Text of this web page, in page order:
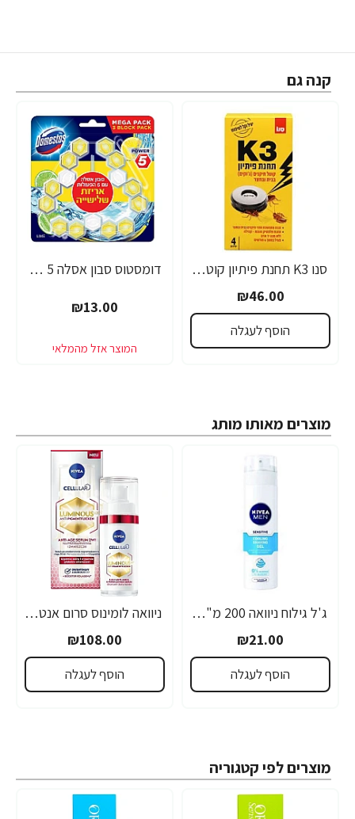
קנה גם
סנו K3 תחנת פיתיון קוטל תיקנים בבית ובחצר
₪46.00
הוסף לעגלה
דומסטוס סבון אסלה 5 פעולות בניחוח ליים - 3 יחידות - מבית Domestos
₪13.00
מוצרים מאותו מותג
ג'ל גילוח ניוואה 200 מ"ל- מבית NIVEA
₪21.00
הוסף לעגלה
ניוואה לומינוס סרום אנטי אייג'ינג לטיפול בכתמים כהים 30 מ"ל - מבית NIVEA
₪108.00
הוסף לעגלה
מוצרים לפי קטגוריה